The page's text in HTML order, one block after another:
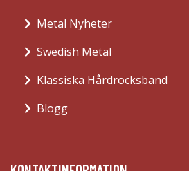
Metal Nyheter
Swedish Metal
Klassiska Hårdrocksband
Blogg